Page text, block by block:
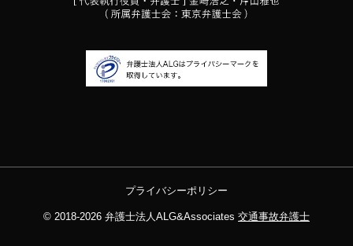
プライバシーポリシー
© 2018-2026 弁護士法人ALG&Associates 交通事故弁護士